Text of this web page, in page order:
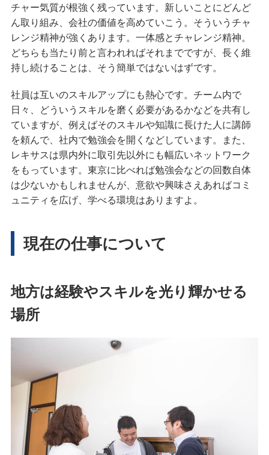
チャー気質が根強く残っています。新しいことにどんど
ん取り組み、会社の価値を高めていこう。そういうチャ
レンジ精神が強くあります。一体感とチャレンジ精神。
どちらも当たり前と言われればそれまでですが、長く維
持し続けることは、そう簡単ではないはずです。
社員は互いのスキルアップにも熱心です。チーム内で
日々、どういうスキルを磨く必要があるかなどを共有し
ていますが、例えばそのスキルや知識に長けた人に講師
を頼んで、社内で勉強会を開くなどしています。また、
レキサスは県内外に取引先以外にも幅広いネットワーク
をもっています。東京に比べれば勉強会などの回数自体
は少ないかもしれませんが、意欲や興味さえあればコミ
ュニティを広げ、学べる環境はありますよ。
現在の仕事について
地方は経験やスキルを光り輝かせる
場所